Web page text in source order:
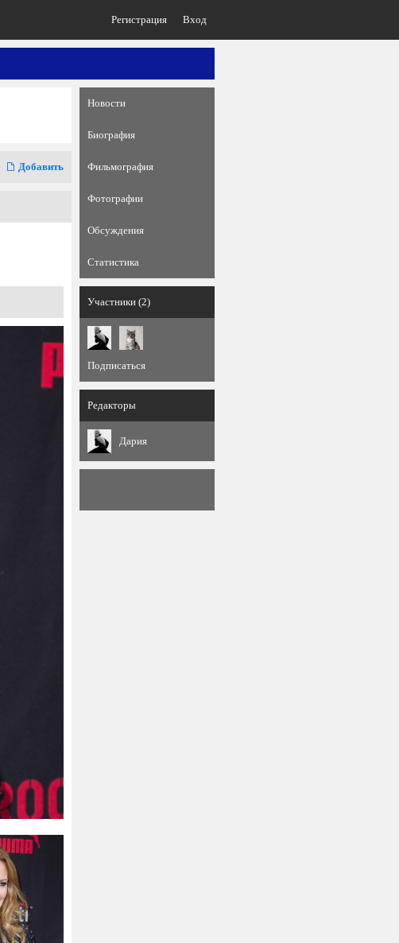
Регистрация Вход
Добавить
Новости
Биография
Фильмография
Фотографии
Обсуждения
Статистика
Участники (2)
Подписаться
Редакторы
Дария